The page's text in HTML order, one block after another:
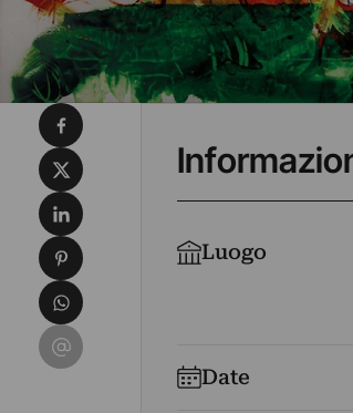
Luogo
Date
Condividi su Facebook
Condividi su X
Condividi su LinkedIn
Condividi su Pinterest
Condividi su WhatsApp
Condividi su Email